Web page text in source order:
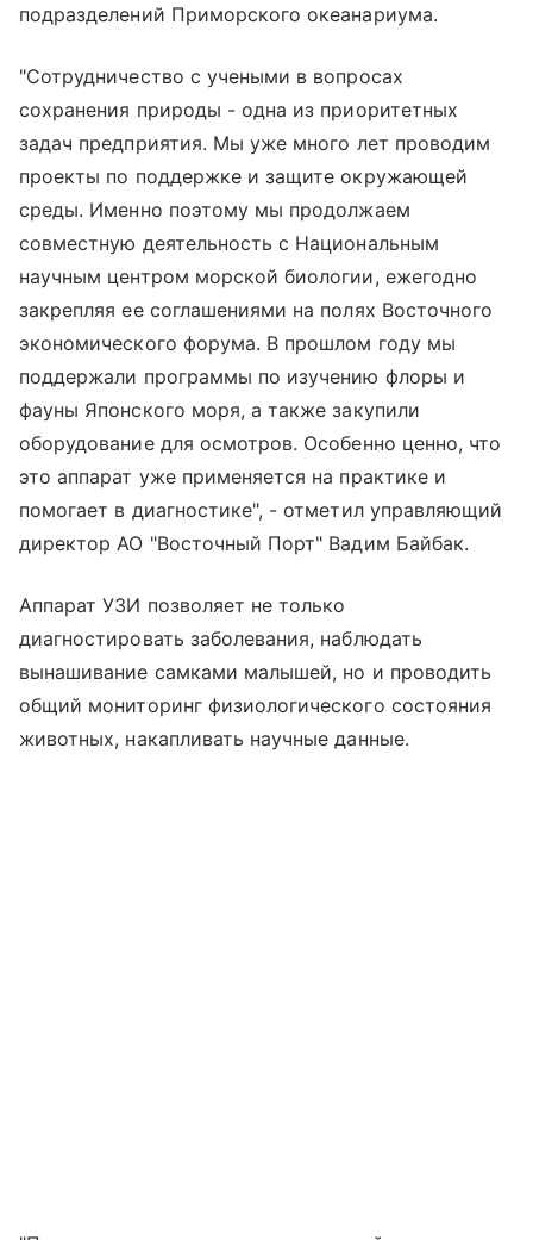
подразделений Приморского океанариума.
"Сотрудничество с учеными в вопросах
сохранения природы - одна из приоритетных
задач предприятия. Мы уже много лет проводим
проекты по поддержке и защите окружающей
среды. Именно поэтому мы продолжаем
совместную деятельность с Национальным
научным центром морской биологии, ежегодно
закрепляя ее соглашениями на полях Восточного
экономического форума. В прошлом году мы
поддержали программы по изучению флоры и
фауны Японского моря, а также закупили
оборудование для осмотров. Особенно ценно, что
это аппарат уже применяется на практике и
помогает в диагностике", - отметил управляющий
директор АО "Восточный Порт" Вадим Байбак.
Аппарат УЗИ позволяет не только
диагностировать заболевания, наблюдать
вынашивание самками малышей, но и проводить
общий мониторинг физиологического состояния
животных, накапливать научные данные.